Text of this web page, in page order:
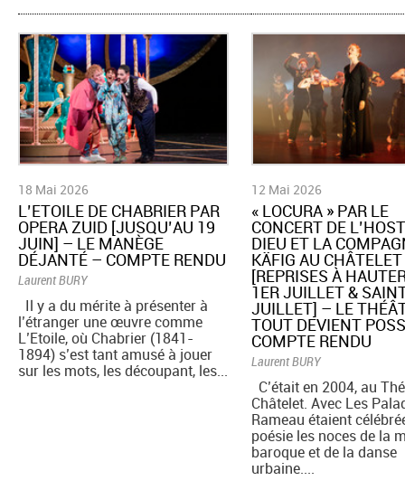
18 Mai 2026
​L’ETOILE DE CHABRIER PAR
OPERA ZUID [JUSQU’AU 19
JUIN] – LE MANÈGE
DÉJANTÉ – COMPTE RENDU
Laurent BURY
Il y a du mérite à présenter à
l’étranger une œuvre comme
L’Etoile, où Chabrier (1841-
1894) s’est tant amusé à jouer
sur les mots, les découpant, les...
12 Mai 2026
​« LOCURA » PAR LE
CONCERT DE
DIEU ET LA
KÄFIG AU CHÂTELET
[REPRISES À
1ER JUILLET &
JUILLET] – LE
TOUT DEVIENT
COMPTE RENDU
Laurent BURY
C’était en 2004, au
Châtelet. Avec Les
Rameau étaient
poésie les noces de la
baroque et de la danse
urbaine....